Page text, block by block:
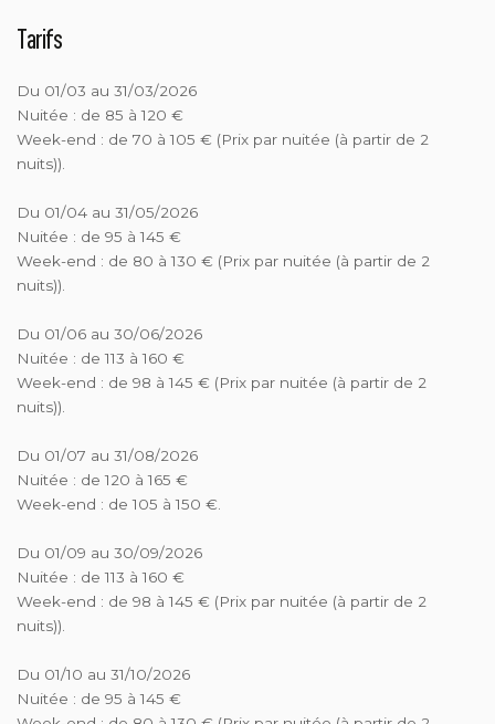
Tarifs
Du 01/03 au 31/03/2026
Nuitée : de 85 à 120 €
Week-end : de 70 à 105 € (Prix par nuitée (à partir de 2
nuits)).
Du 01/04 au 31/05/2026
Nuitée : de 95 à 145 €
Week-end : de 80 à 130 € (Prix par nuitée (à partir de 2
nuits)).
Du 01/06 au 30/06/2026
Nuitée : de 113 à 160 €
Week-end : de 98 à 145 € (Prix par nuitée (à partir de 2
nuits)).
Du 01/07 au 31/08/2026
Nuitée : de 120 à 165 €
Week-end : de 105 à 150 €.
Du 01/09 au 30/09/2026
Nuitée : de 113 à 160 €
Week-end : de 98 à 145 € (Prix par nuitée (à partir de 2
nuits)).
Du 01/10 au 31/10/2026
Nuitée : de 95 à 145 €